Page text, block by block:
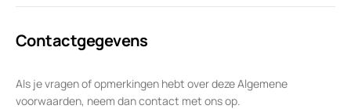
Contactgegevens
Als je vragen of opmerkingen hebt over deze Algemene
voorwaarden, neem dan contact met ons op.